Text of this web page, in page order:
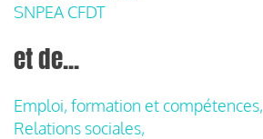
SNPEA CFDT
et de...
Emploi, formation et compétences,
Relations sociales,